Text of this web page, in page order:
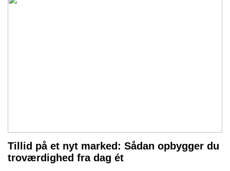
Tillid på et nyt marked: Sådan opbygger du
troværdighed fra dag ét